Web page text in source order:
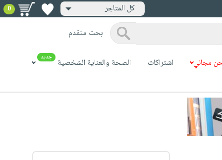
كل المتاجر 0
بحث متقدم
مجاني اشتراكات الصحة والعناية الشخصية جديد